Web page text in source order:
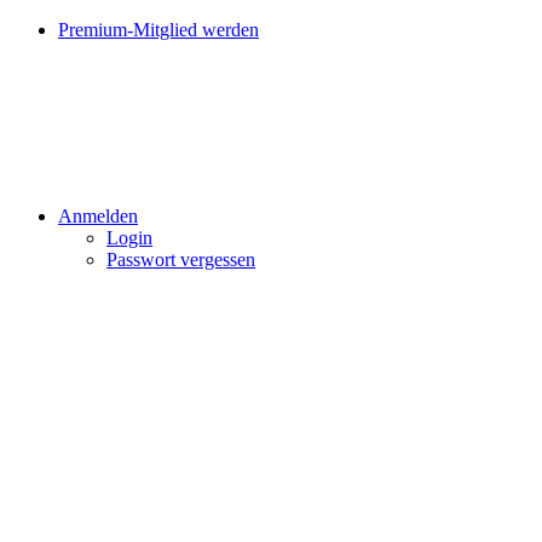
Premium-Mitglied werden
Anmelden
Login
Passwort vergessen